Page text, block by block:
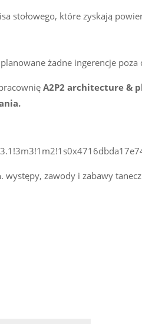
które zyskają
żadne ingerencje
A2P2 architecture &
zawody i zabawy